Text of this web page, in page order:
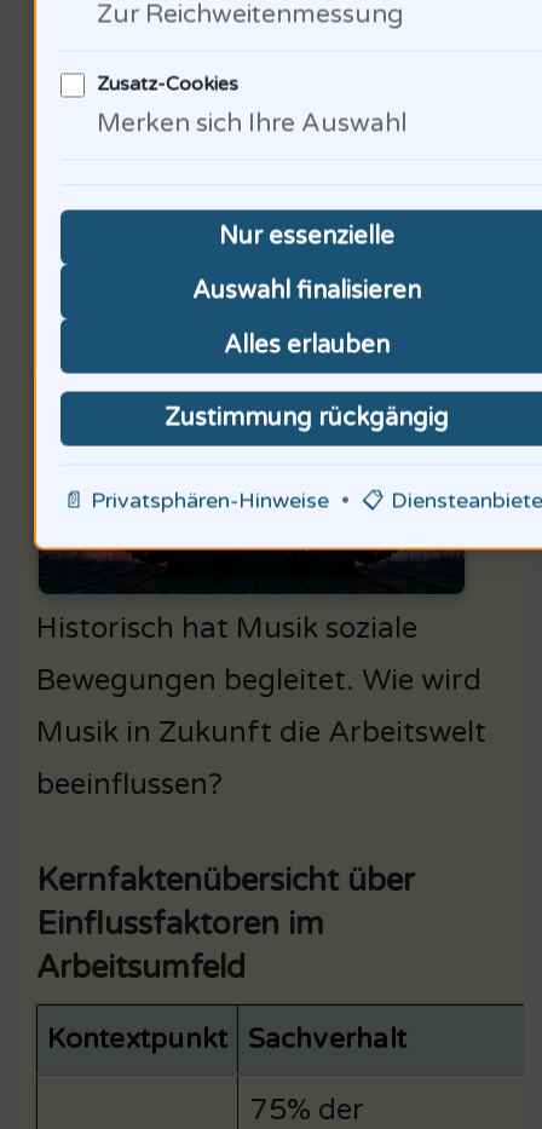
Jahrhundert. Wie beeinflussen
politische Entscheidungen die
Zukunft der Arbeit?
Die Rolle der Musik im
Arbeitsumfeld
Historisch hat Musik soziale
Bewegungen begleitet. Wie wird
Musik in Zukunft die Arbeitswelt
beeinflussen?
Kernfaktenübersicht über
Einflussfaktoren im
Arbeitsumfeld
Kontextpunkt Sachverhalt
75% der
Zur Reichweitenmessung
Zusatz-Cookies
Merken sich Ihre Auswahl
Nur essenzielle
Auswahl finalisieren
Alles erlauben
Zustimmung rückgängig
📄 Privatsphären-Hinweise• 📋